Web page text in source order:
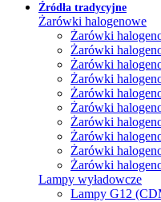
Źródła tradycyjne
Żarówki halogenowe
Żarówki
Żarówki
Żarówki
Żarówki
Żarówki
Żarówki
Żarówki
Żarówki
Żarówki
Żarówki
Lampy wyładowcze
Lampy G12